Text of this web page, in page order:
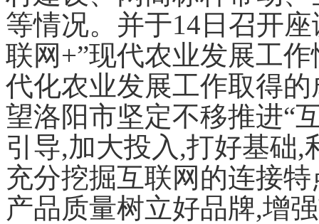
等情况。 并于14 日召开
联网+”现代农业发展工
代化农业发展工作取得
望洛阳市坚定不移推进“
引导,加大投入,打好基础
充分挖掘互联网的连接
产品质量树立好品牌,增